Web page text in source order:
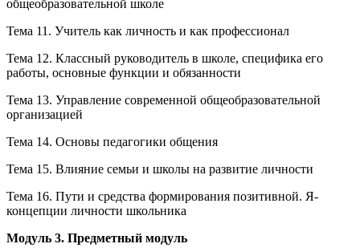
общеобразовательной школе
Тема 11. Учитель как личность и как профессионал
Тема 12. Классный руководитель в школе, специфика его
работы, основные функции и обязанности
Тема 13. Управление современной общеобразовательной
организацией
Тема 14. Основы педагогики общения
Тема 15. Влияние семьи и школы на развитие личности
Тема 16. Пути и средства формирования позитивной. Я-
концепции личности школьника
Модуль 3. Предметный модуль